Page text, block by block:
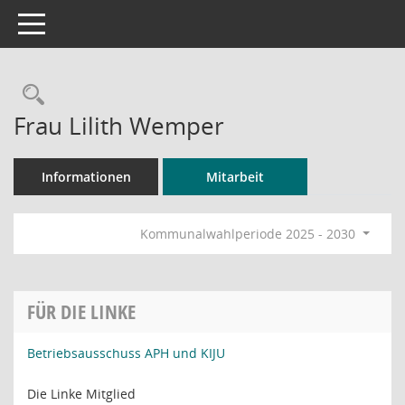
Toggle navigation
Rechercheauswahl
Frau Lilith Wemper
Informationen Mitarbeit
Kommunalwahlperiode 2025 - 2030
FÜR DIE LINKE
Betriebsausschuss APH und KIJU
Die Linke Mitglied